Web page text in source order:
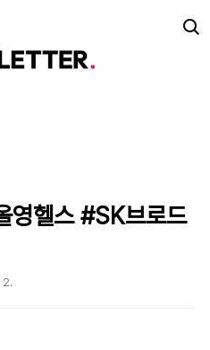
영헬스 #SK브로드
2.